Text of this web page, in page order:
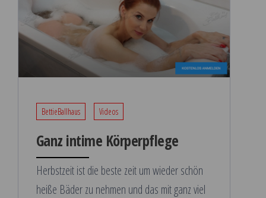
BettieBallhaus Videos
Ganz intime Körperpflege
Herbstzeit ist die beste zeit um wieder schön
heiße Bäder zu nehmen und das mit ganz viel